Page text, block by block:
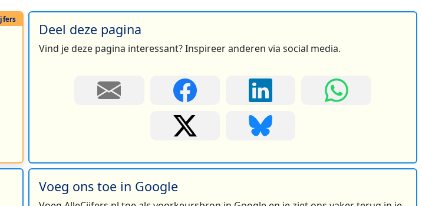
Deel deze pagina
Vind je deze pagina interessant? Inspireer anderen via social media.
Voeg ons toe in Google